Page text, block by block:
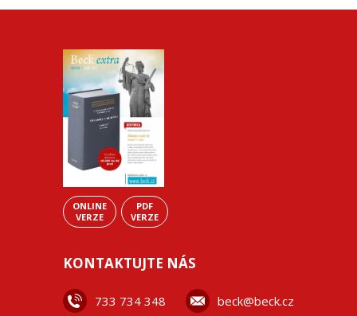
ONLINE
VERZE
PDF
VERZE
KONTAKTUJTE NÁS
733 734 348 beck@beck.cz